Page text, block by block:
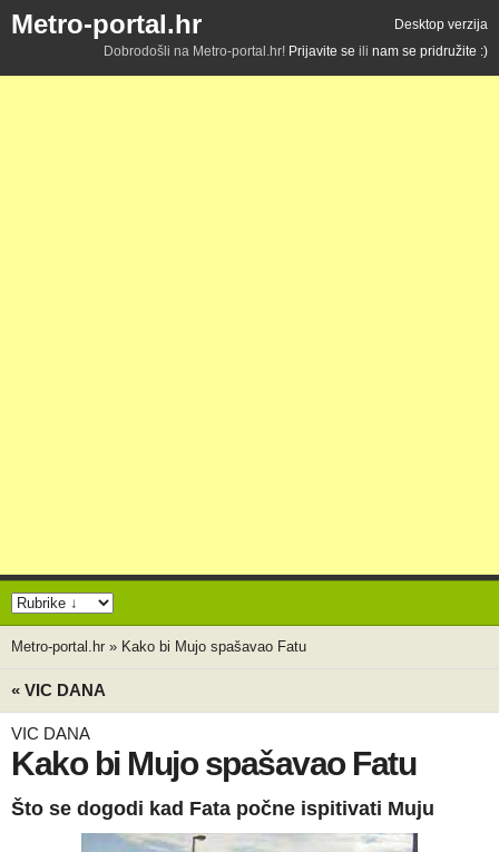
Metro-portal.hr
Desktop verzija
Dobrodošli na Metro-portal.hr! Prijavite se ili nam se pridružite :)
Metro-portal.hr » Kako bi Mujo spašavao Fatu
« VIC DANA
VIC DANA
Kako bi Mujo spašavao Fatu
Što se dogodi kad Fata počne ispitivati Muju